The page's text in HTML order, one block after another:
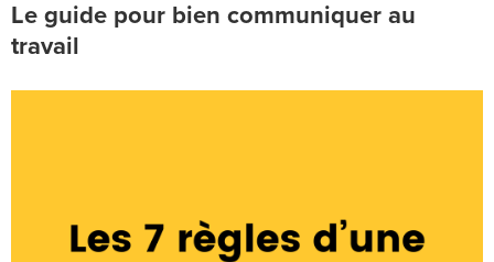
Le guide pour bien communiquer au
travail